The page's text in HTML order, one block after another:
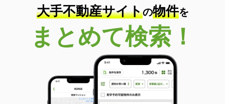
大手不動産サイトの物件を
まとめて検索！